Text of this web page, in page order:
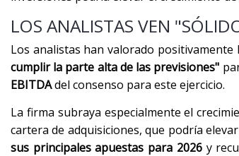
LOS ANALISTAS VEN
Los analistas han valorado positivamente
cumplir la parte alta de las previsiones"
EBITDAdel consenso para este ejercicio.
La firma subraya especialmente el
cartera de adquisiciones, que podría
sus principales apuestas para 2026y